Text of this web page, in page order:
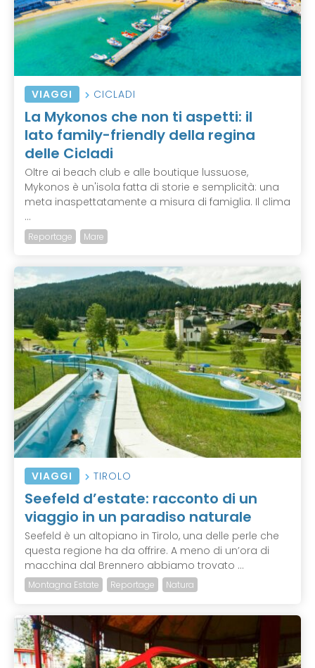
VIAGGI CICLADI
La Mykonos che non ti aspetti: il
lato family-friendly della regina
delle Cicladi
Oltre ai beach club e alle boutique lussuose,
Mykonos è un'isola fatta di storie e semplicità: una
meta inaspettatamente a misura di famiglia. Il clima
...
Reportage Mare
VIAGGI TIROLO
Seefeld d’estate: racconto di un
viaggio in un paradiso naturale
Seefeld è un altopiano in Tirolo, una delle perle che
questa regione ha da offrire. A meno di un’ora di
macchina dal Brennero abbiamo trovato ...
Montagna Estate Reportage Natura